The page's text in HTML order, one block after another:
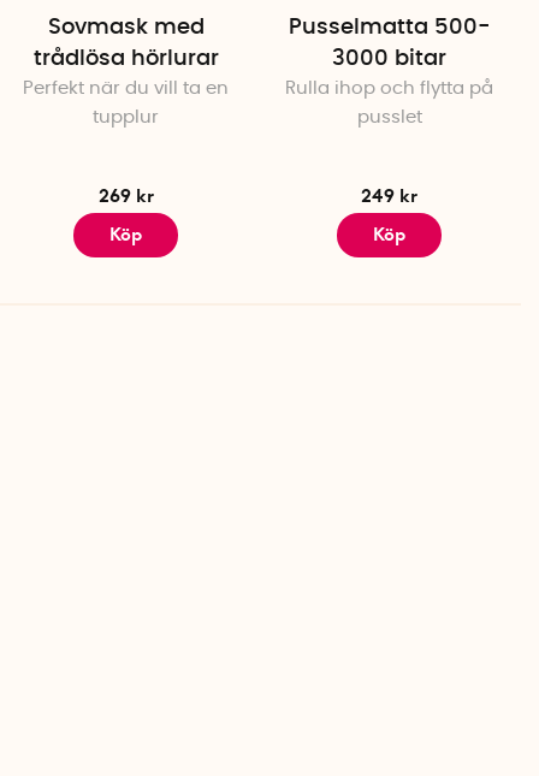
Sovmask med
trådlösa hörlurar
Perfekt när du vill ta en
tupplur
269 kr
Köp
Pusselmatta 500-
3000 bitar
Rulla ihop och flytta på
pusslet
249 kr
Köp